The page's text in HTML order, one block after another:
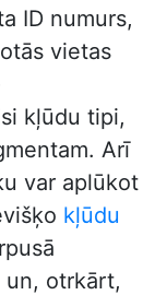
ID numurs,
vietas
kļūdu tipi,
Arī
var aplūkot
kļūdu
un, otrkārt,